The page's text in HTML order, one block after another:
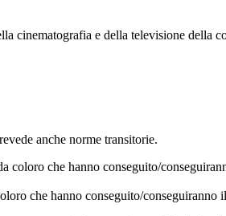
cinematografia e della televisione della
anche norme transitorie.
coloro che hanno conseguito/
che hanno conseguito/